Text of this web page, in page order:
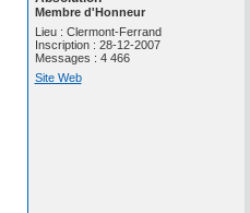
Membre d'Honneur
Lieu : Clermont-Ferrand
Inscription : 28-12-2007
Messages : 4 466
Site Web